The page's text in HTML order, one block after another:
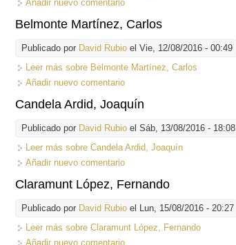
Añadir nuevo comentario
Belmonte Martínez, Carlos
Publicado por David Rubio el Vie, 12/08/2016 - 00:49
Leer más sobre Belmonte Martínez, Carlos
Añadir nuevo comentario
Candela Ardid, Joaquín
Publicado por David Rubio el Sáb, 13/08/2016 - 18:08
Leer más sobre Candela Ardid, Joaquín
Añadir nuevo comentario
Claramunt López, Fernando
Publicado por David Rubio el Lun, 15/08/2016 - 20:27
Leer más sobre Claramunt López, Fernando
Añadir nuevo comentario